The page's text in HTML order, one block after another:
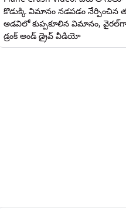
కొడుక్కి విమానం నడపడం నేర్పించిన
అడవిలో కుప్పకూలిన విమానం,
డ్రంక్‌ అండ్ డ్రైవ్ వీడియో